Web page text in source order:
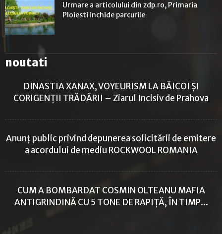
Urmare a articolului din zdp.ro, Primaria
Ploiesti inchide parcurile
noutati
DINASTIA XANAX, VOYEURISM LA BĂICOI ȘI
CORIGENȚII TRĂDĂRII – Ziarul Incisiv de Prahova
Anunț public privind depunerea solicitării de emitere
a acordului de mediu ROCKWOOL ROMANIA
CUM A BOMBARDAT COSMIN OLTEANU MAFIA
ANTIGRINDINĂ CU 5 TONE DE RAPIȚĂ, ÎN TIMP...